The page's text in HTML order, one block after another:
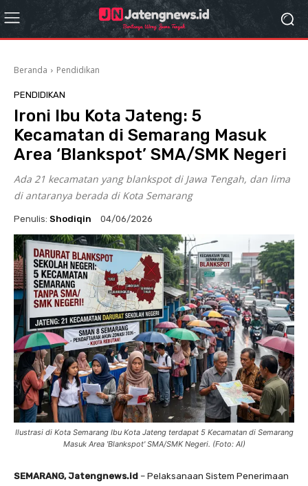
Beranda Pendidikan
PENDIDIKAN
Ironi Ibu Kota Jateng: 5
Kecamatan di Semarang Masuk
Area ‘Blankspot’ SMA/SMK Negeri
Ada 21 kecamatan yang blankspot di Jawa Tengah, dan lima
di antaranya berada di Kota Semarang
Penulis: Shodiqin 04/06/2026
Ilustrasi di Kota Semarang Ibu Kota Jateng terdapat 5 Kecamatan di Semarang
Masuk Area 'Blankspot' SMA/SMK Negeri. (Foto: AI)
SEMARANG, Jatengnews.id – Pelaksanaan Sistem Penerimaan